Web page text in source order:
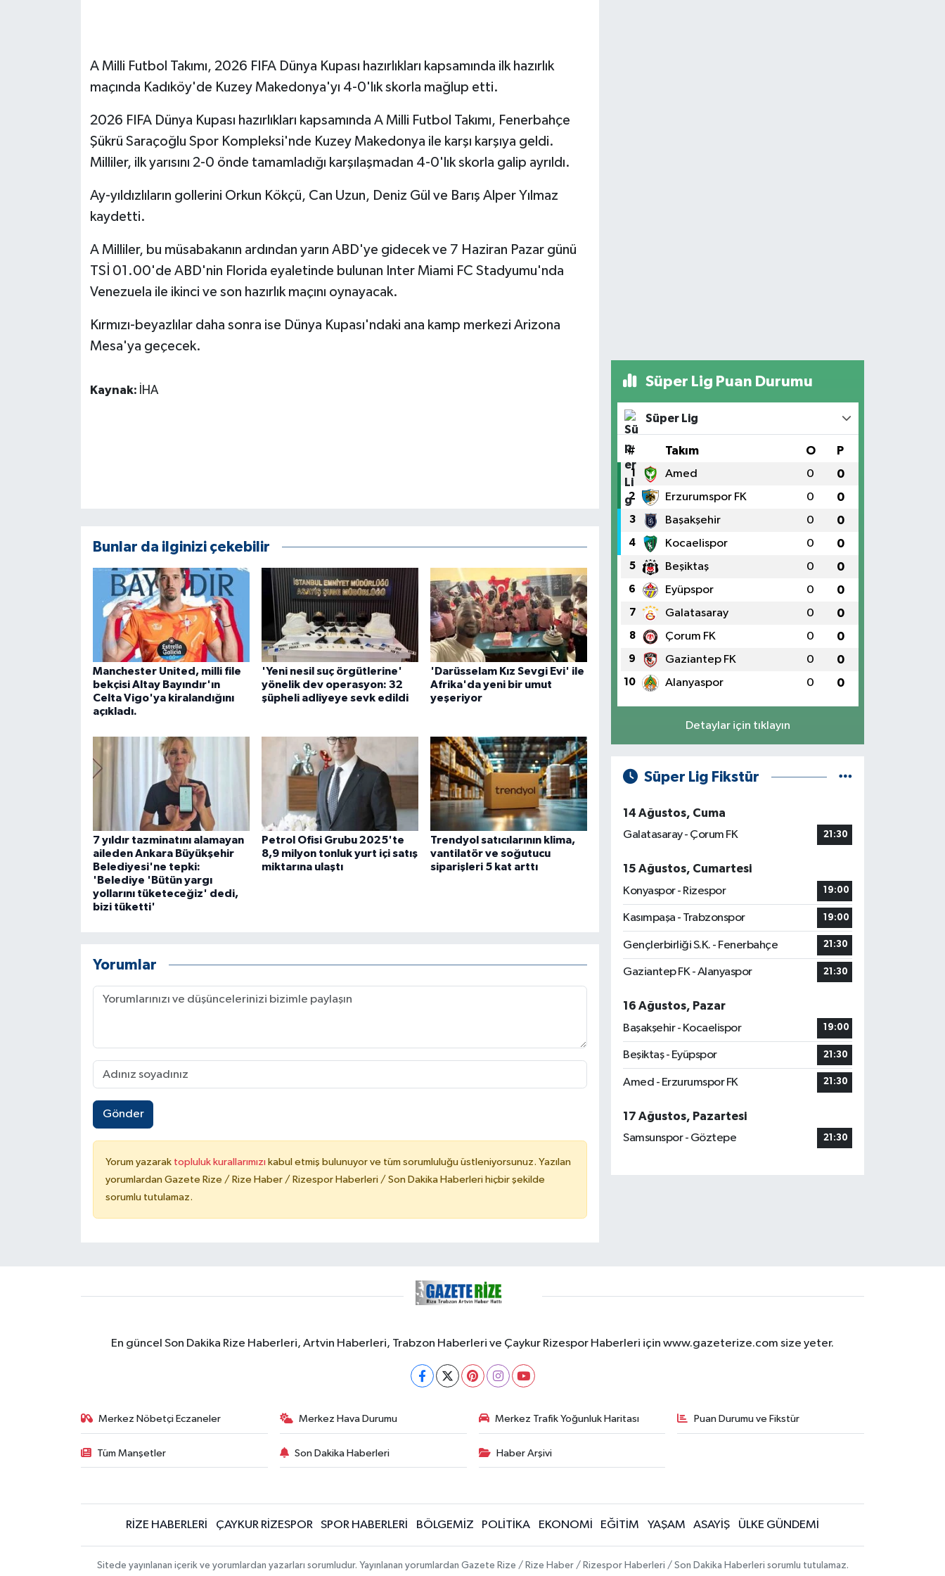
A Milli Futbol Takımı, 2026 FIFA Dünya Kupası hazırlıkları kapsamında ilk hazırlık
maçında Kadıköy'de Kuzey Makedonya'yı 4-0'lık skorla mağlup etti.
2026 FIFA Dünya Kupası hazırlıkları kapsamında A Milli Futbol Takımı, Fenerbahçe
Şükrü Saraçoğlu Spor Kompleksi'nde Kuzey Makedonya ile karşı karşıya geldi.
Milliler, ilk yarısını 2-0 önde tamamladığı karşılaşmadan 4-0'lık skorla galip ayrıldı.
Ay-yıldızlıların gollerini Orkun Kökçü, Can Uzun, Deniz Gül ve Barış Alper Yılmaz
kaydetti.
A Milliler, bu müsabakanın ardından yarın ABD'ye gidecek ve 7 Haziran Pazar günü
TSİ 01.00'de ABD'nin Florida eyaletinde bulunan Inter Miami FC Stadyumu'nda
Venezuela ile ikinci ve son hazırlık maçını oynayacak.
Kırmızı-beyazlılar daha sonra ise Dünya Kupası'ndaki ana kamp merkezi Arizona
Mesa'ya geçecek.
Kaynak: İHA
Bunlar da ilginizi çekebilir
Manchester United, milli file
bekçisi Altay Bayındır'ın
Celta Vigo'ya kiralandığını
açıkladı.
'Yeni nesil suç örgütlerine'
yönelik dev operasyon: 32
şüpheli adliyeye sevk edildi
'Darüsselam Kız Sevgi Evi' ile
Afrika'da yeni bir umut
yeşeriyor
7 yıldır tazminatını alamayan
aileden Ankara Büyükşehir
Belediyesi'ne tepki:
'Belediye 'Bütün yargı
yollarını tüketeceğiz' dedi,
bizi tüketti'
Petrol Ofisi Grubu 2025'te
8,9 milyon tonluk yurt içi satış
miktarına ulaştı
Trendyol satıcılarının klima,
vantilatör ve soğutucu
siparişleri 5 kat arttı
Yorumlar
Gönder
Yorum yazarak topluluk kurallarımızı kabul etmiş bulunuyor ve tüm sorumluluğu üstleniyorsunuz. Yazılan
yorumlardan Gazete Rize / Rize Haber / Rizespor Haberleri / Son Dakika Haberleri hiçbir şekilde
sorumlu tutulamaz.
Süper Lig Puan Durumu
Süper Lig
# Takım O P
1 Amed 0 0
2 Erzurumspor FK 0 0
3 Başakşehir 0 0
4 Kocaelispor 0 0
5 Beşiktaş 0 0
6 Eyüpspor 0 0
7 Galatasaray 0 0
8 Çorum FK 0 0
9 Gaziantep FK 0 0
10 Alanyaspor 0 0
Detaylar için tıklayın
Süper Lig Fikstür
14 Ağustos, Cuma
Galatasaray - Çorum FK
21:30
15 Ağustos, Cumartesi
Konyaspor - Rizespor
19:00
Kasımpaşa - Trabzonspor 19:00
Gençlerbirliği S.K. - Fenerbahçe 21:30
Gaziantep FK - Alanyaspor 21:30
16 Ağustos, Pazar
Başakşehir - Kocaelispor
19:00
Beşiktaş - Eyüpspor 21:30
Amed - Erzurumspor FK 21:30
17 Ağustos, Pazartesi
Samsunspor - Göztepe
21:30
En güncel Son Dakika Rize Haberleri, Artvin Haberleri, Trabzon Haberleri ve Çaykur Rizespor Haberleri için www.gazeterize.com size yeter.
Merkez Nöbetçi Eczaneler Merkez Hava Durumu Merkez Trafik Yoğunluk Haritası Puan Durumu ve Fikstür
Tüm Manşetler Son Dakika Haberleri Haber Arşivi
RİZE HABERLERİ ÇAYKUR RİZESPOR SPOR HABERLERİ BÖLGEMİZ POLİTİKA EKONOMİ EĞİTİM YAŞAM ASAYİŞ ÜLKE GÜNDEMİ
Sitede yayınlanan içerik ve yorumlardan yazarları sorumludur. Yayınlanan yorumlardan Gazete Rize / Rize Haber / Rizespor Haberleri / Son Dakika Haberleri sorumlu tutulamaz.
GÜNDEM
HABERDE İNSAN
İş Dünyası
Jandarma
KÜLTÜR SANAT
Otomobil
TEKNOLOJİ
ÜLKE GÜNDEMİ
Yerel Haberler